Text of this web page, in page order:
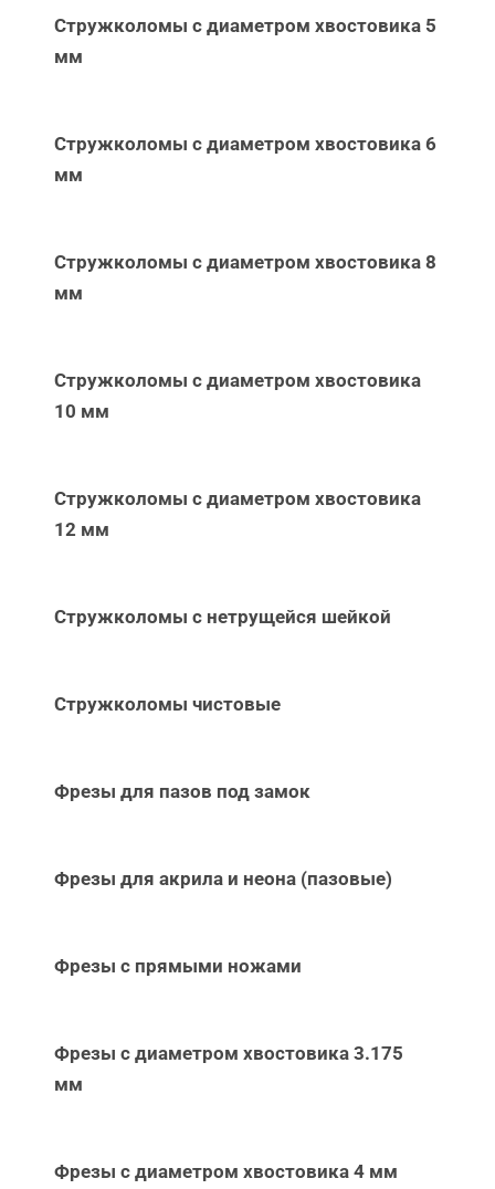
Стружколомы с диаметром хвостовика 5
мм
Стружколомы с диаметром хвостовика 6
мм
Стружколомы с диаметром хвостовика 8
мм
Стружколомы с диаметром хвостовика
10 мм
Стружколомы с диаметром хвостовика
12 мм
Стружколомы с нетрущейся шейкой
Стружколомы чистовые
Фрезы для пазов под замок
Фрезы для акрила и неона (пазовые)
Фрезы с прямыми ножами
Фрезы с диаметром хвостовика 3.175
мм
Фрезы с диаметром хвостовика 4 мм